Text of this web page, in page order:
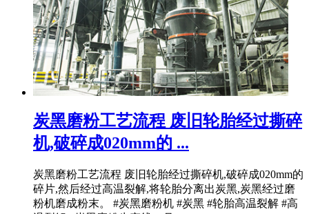
炭黑磨粉工艺流程 废旧轮胎经过撕碎
机,破碎成020mm的 ...
炭黑磨粉工艺流程 废旧轮胎经过撕碎机,破碎成020mm的
碎片,然后经过高温裂解,将轮胎分离出炭黑,炭黑经过磨
粉机磨成粉末。 #炭黑磨粉机 #炭黑 #轮胎高温裂解 #高